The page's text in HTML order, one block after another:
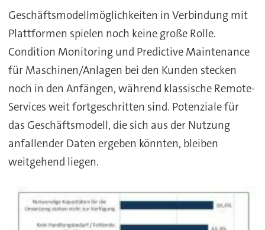
Geschäftsmodellmöglichkeiten in Verbindung mit
Plattformen spielen noch keine große Rolle.
Condition Monitoring und Predictive Maintenance
für Maschinen/Anlagen bei den Kunden stecken
noch in den Anfängen, während klassische Remote-
Services weit fortgeschritten sind. Potenziale für
das Geschäftsmodell, die sich aus der Nutzung
anfallender Daten ergeben könnten, bleiben
weitgehend liegen.